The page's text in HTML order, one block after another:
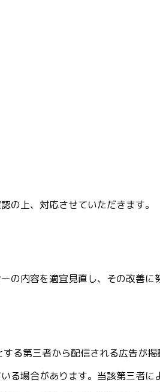
の上、対応させていただきます。
内容を適宜見直し、その改善に
る第三者から配信される広告が
る場合があります。当該第三者に